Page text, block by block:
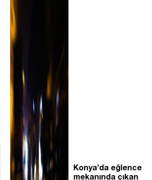
Konya’da eğlence
mekanında çıkan